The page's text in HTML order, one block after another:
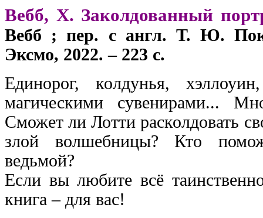
Вебб, Х. Заколдованный
Вебб ; пер. с англ. Т. Ю.
Эксмо, 2022. – 223 с.
Единорог, колдунья,
магическими сувенирами...
Сможет ли Лотти расколдовать
злой волшебницы? Кто
ведьмой?
Если вы любите всё
книга – для вас!